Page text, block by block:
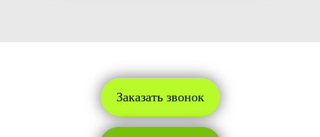
Заказать звонок